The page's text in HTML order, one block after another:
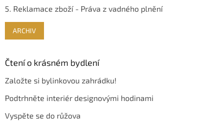
5. Reklamace zboží - Práva z vadného plnění
ARCHIV
Čtení o krásném bydlení
Založte si bylinkovou zahrádku!
Podtrhněte interiér designovými hodinami
Vyspěte se do růžova